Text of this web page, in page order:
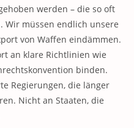
werden – die so oft
Wir müssen endlich unsere
von Waffen eindämmen.
an klare Richtlinien wie
binden.
Regierungen, die länger
Nicht an Staaten, die